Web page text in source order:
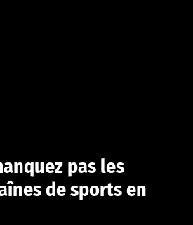
pas les
de sports en